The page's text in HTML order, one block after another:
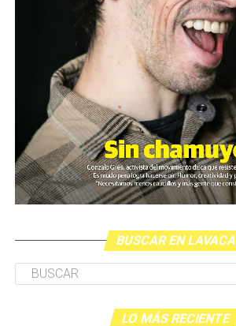
BUSCAR EN LAVACA
LO MÁS RECIENTE